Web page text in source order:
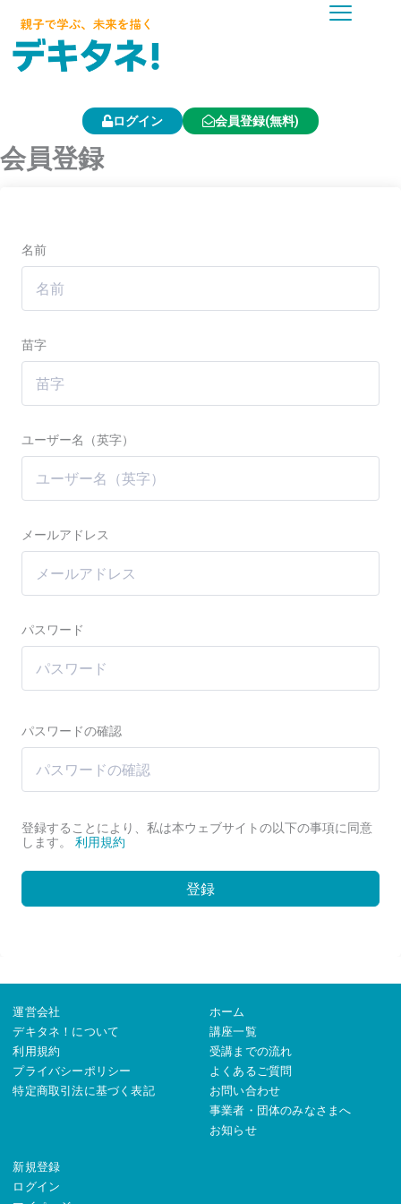
ログイン 会員登録(無料)
会員登録
名前
苗字
ユーザー名（英字）
メールアドレス
パスワード
パスワードの確認
登録することにより、私は本ウェブサイトの以下の事項に同意
します。 利用規約
登録
運営会社
デキタネ！について
利用規約
プライバシーポリシー
特定商取引法に基づく表記
ホーム
講座一覧
受講までの流れ
よくあるご質問
お問い合わせ
事業者・団体のみなさまへ
お知らせ
新規登録
ログイン